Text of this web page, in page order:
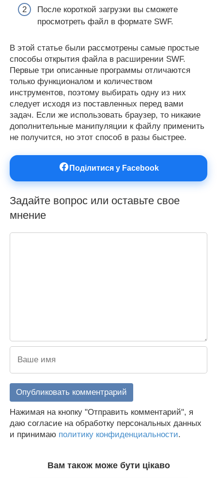
После короткой загрузки вы сможете
просмотреть файл в формате SWF.
В этой статье были рассмотрены самые простые
способы открытия файла в расширении SWF.
Первые три описанные программы отличаются
только функционалом и количеством
инструментов, поэтому выбирать одну из них
следует исходя из поставленных перед вами
задач. Если же использовать браузер, то никакие
дополнительные манипуляции к файлу применить
не получится, но этот способ в разы быстрее.
Поділитися у Facebook
Задайте вопрос или оставьте свое
мнение
Нажимая на кнопку "Отправить комментарий", я
даю согласие на обработку персональных данных
и принимаю политику конфиденциальности.
Вам також може бути цікаво